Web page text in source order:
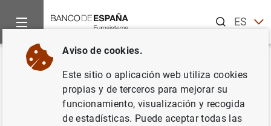
ESEN
Inicio Sobre el Banco
Volver
Emitir los billetes de curso legal
Aviso de cookies.
Este sitio o aplicación web utiliza cookies
propias y de terceros para mejorar su
funcionamiento, visualización y recogida
de estadísticas. Puede aceptar todas las